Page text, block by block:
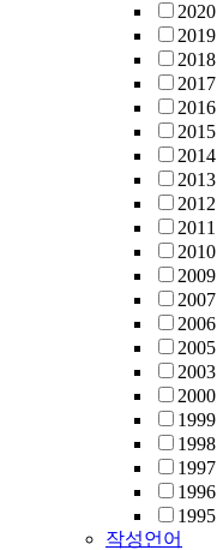
2020
2019
2018
2017
2016
2015
2014
2013
2012
2011
2010
2009
2007
2006
2005
2003
2000
1999
1998
1997
1996
1995
작성언어